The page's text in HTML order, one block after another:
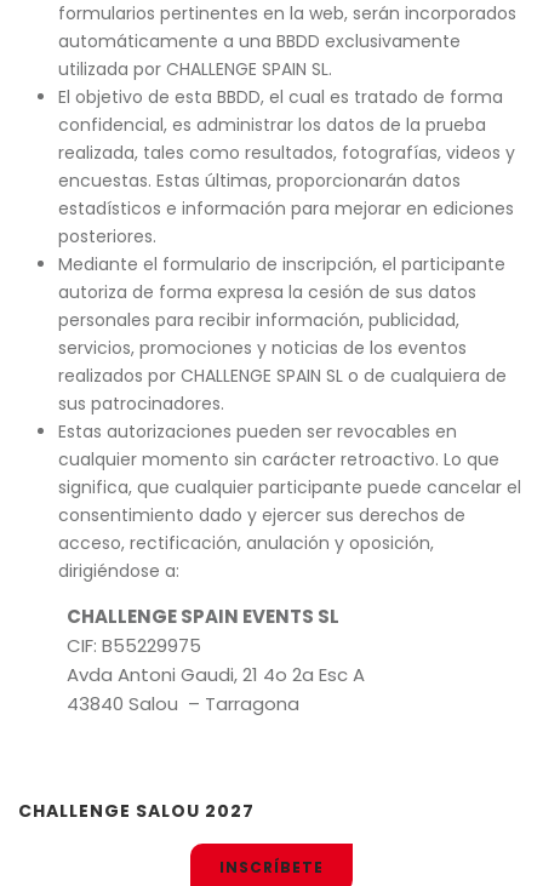
formularios pertinentes en la web, serán incorporados
automáticamente a una BBDD exclusivamente
utilizada por CHALLENGE SPAIN SL.
El objetivo de esta BBDD, el cual es tratado de forma
confidencial, es administrar los datos de la prueba
realizada, tales como resultados, fotografías, videos y
encuestas. Estas últimas, proporcionarán datos
estadísticos e información para mejorar en ediciones
posteriores.
Mediante el formulario de inscripción, el participante
autoriza de forma expresa la cesión de sus datos
personales para recibir información, publicidad,
servicios, promociones y noticias de los eventos
realizados por CHALLENGE SPAIN SL o de cualquiera de
sus patrocinadores.
Estas autorizaciones pueden ser revocables en
cualquier momento sin carácter retroactivo. Lo que
significa, que cualquier participante puede cancelar el
consentimiento dado y ejercer sus derechos de
acceso, rectificación, anulación y oposición,
dirigiéndose a:
CHALLENGE SPAIN EVENTS SL
CIF: B55229975
Avda Antoni Gaudi, 21 4o 2a Esc A
43840 Salou – Tarragona
CHALLENGE SALOU 2027
INSCRÍBETE